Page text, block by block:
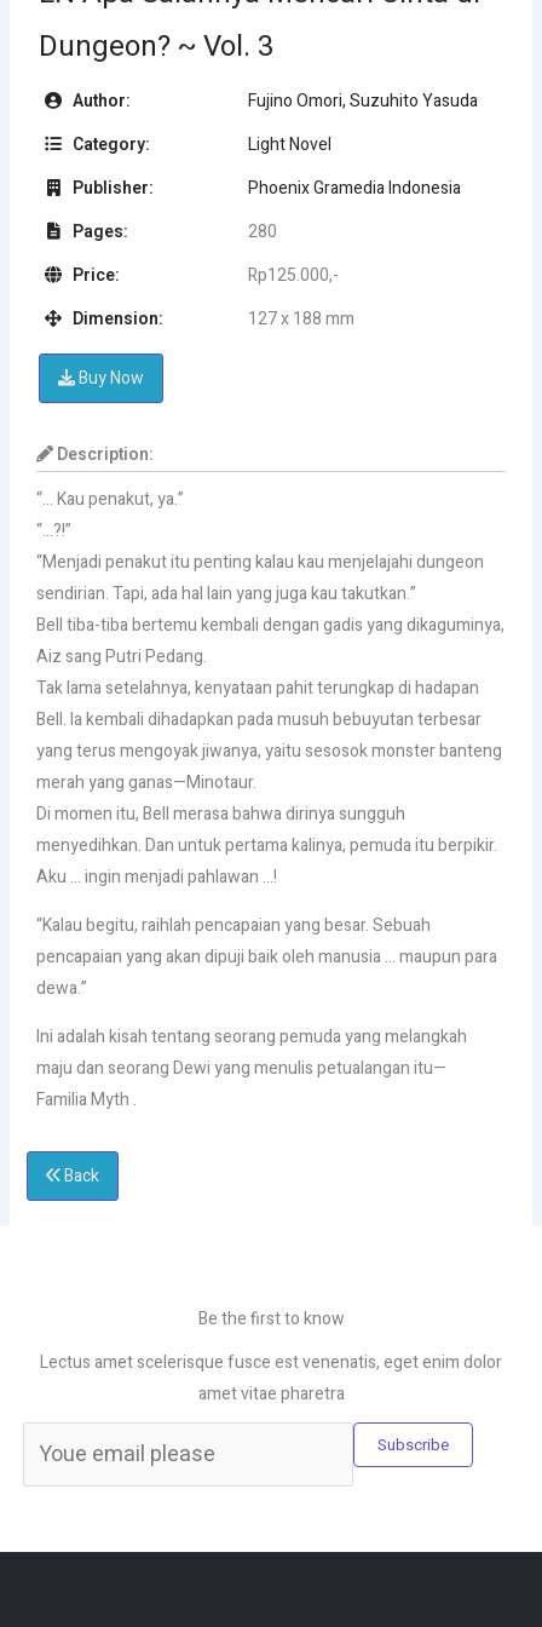
Dungeon? ~ Vol. 3
Author:
Fujino Omori, Suzuhito Yasuda
Category:
Light Novel
Publisher:
Phoenix Gramedia Indonesia
Pages:
280
Price:
Rp125.000,-
Dimension:
127 x 188 mm
Buy Now
Description:
“… Kau penakut, ya.”
“…?!”
“Menjadi penakut itu penting kalau kau menjelajahi dungeon
sendirian. Tapi, ada hal lain yang juga kau takutkan.”
Bell tiba-tiba bertemu kembali dengan gadis yang dikaguminya,
Aiz sang Putri Pedang.
Tak lama setelahnya, kenyataan pahit terungkap di hadapan
Bell. Ia kembali dihadapkan pada musuh bebuyutan terbesar
yang terus mengoyak jiwanya, yaitu sesosok monster banteng
merah yang ganas—Minotaur.
Di momen itu, Bell merasa bahwa dirinya sungguh
menyedihkan. Dan untuk pertama kalinya, pemuda itu berpikir.
Aku … ingin menjadi pahlawan …!
“Kalau begitu, raihlah pencapaian yang besar. Sebuah
pencapaian yang akan dipuji baik oleh manusia … maupun para
dewa.”
Ini adalah kisah tentang seorang pemuda yang melangkah
maju dan seorang Dewi yang menulis petualangan itu—
Familia Myth .
Back
Be the first to know
Lectus amet scelerisque fusce est venenatis, eget enim dolor
amet vitae pharetra
Subscribe